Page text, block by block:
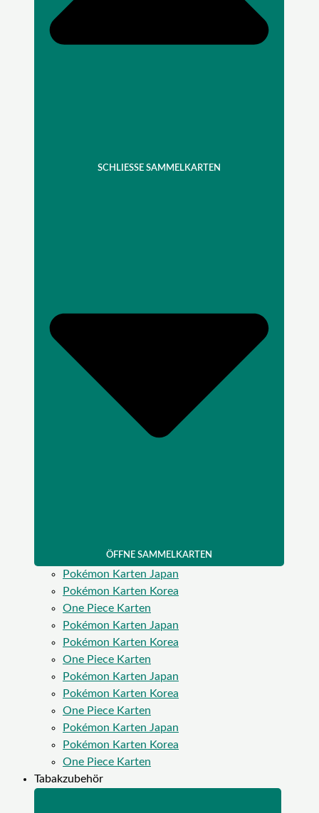
SCHLIESSE SAMMELKARTEN
ÖFFNE SAMMELKARTEN
Pokémon Karten Japan
Pokémon Karten Korea
One Piece Karten
Pokémon Karten Japan
Pokémon Karten Korea
One Piece Karten
Pokémon Karten Japan
Pokémon Karten Korea
One Piece Karten
Pokémon Karten Japan
Pokémon Karten Korea
One Piece Karten
Tabakzubehör